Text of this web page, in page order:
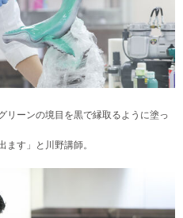
リーンの境目を黒で縁取るように塗っ
ます」と川野講師。